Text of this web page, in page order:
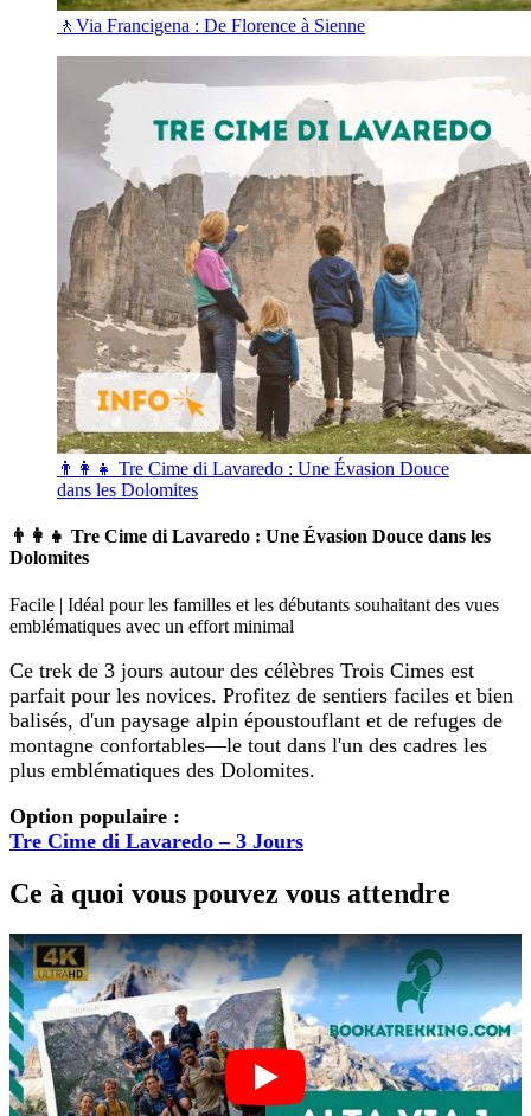
🚶Via Francigena : De Florence à Sienne
👨‍👩‍👧 Tre Cime di Lavaredo : Une Évasion Douce
dans les Dolomites
👨‍👩‍👧 Tre Cime di Lavaredo : Une Évasion Douce dans les
Dolomites
Facile | Idéal pour les familles et les débutants souhaitant des vues
emblématiques avec un effort minimal
Ce trek de 3 jours autour des célèbres Trois Cimes est
parfait pour les novices. Profitez de sentiers faciles et bien
balisés, d'un paysage alpin époustouflant et de refuges de
montagne confortables—le tout dans l'un des cadres les
plus emblématiques des Dolomites.
Option populaire :
Tre Cime di Lavaredo – 3 Jours
Ce à quoi vous pouvez vous attendre